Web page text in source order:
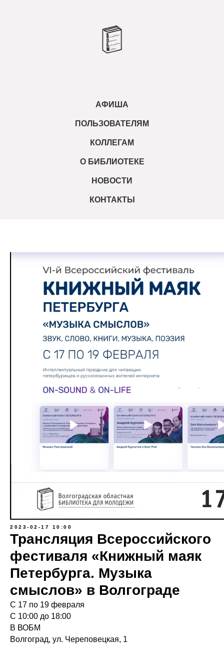
АФИША
ПОЛЬЗОВАТЕЛЯМ
КОЛЛЕГАМ
О БИБЛИОТЕКЕ
НОВОСТИ
КОНТАКТЫ
2023-02-17 10:00
Трансляция Всероссийского
фестиваля «Книжный маяк
Петербурга. Музыка
смыслов» в Волгограде
С 17 по 19 февраля
С 10:00 до 18:00
В ВОБМ
Волгоград, ул. Череповецкая, 1